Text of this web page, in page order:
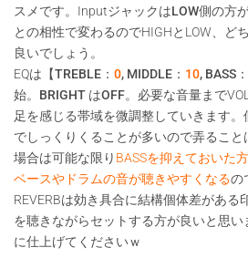
スメ です。InputジャックはLOW側の方
との相性で変わるのでHIGHとLOW、ど
良いでしょう。
EQは【TREBLE： 0, MIDDLE： 10, BASS：
始。 BRIGHT はOFF。必要な音量まで
足を感じる帯域を微調整していきます。
でしっくりくることが多いので弄るこ
場合は可能な限り BASSを抑えておいた
ベースやドラムの音が聴きやすくなるの
REVERBは効き具合に結構個体差があ
を聴きながらセットする方が良いと思
に仕上げてくださいｗ